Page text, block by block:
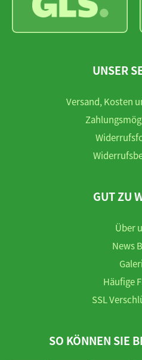
UNSER
Versand, Kosten
GUT ZU
Über
News
Häufige
SSL
SO KÖNNEN SIE